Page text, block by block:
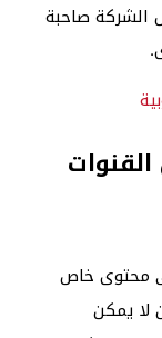
الشركة صاحبة
محتوى خاص
لا يمكن